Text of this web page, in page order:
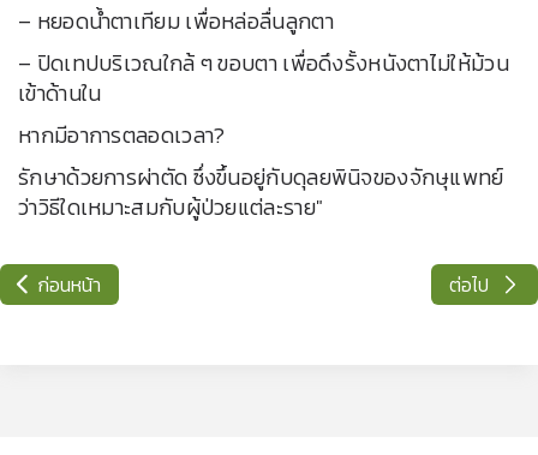
– หยอดน้ำตาเทียม เพื่อหล่อลื่นลูกตา
– ปิดเทปบริเวณใกล้ ๆ ขอบตา เพื่อดึงรั้งหนังตาไม่ให้ม้วน
เข้าด้านใน
หากมีอาการตลอดเวลา?
รักษาด้วยการผ่าตัด ซึ่งขึ้นอยู่กับดุลยพินิจของจักษุแพทย์
ว่าวิธีใดเหมาะสมกับผู้ป่วยแต่ละราย"
ก่อนหน้า ต่อไป